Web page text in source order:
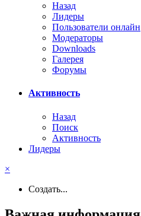
Назад
Лидеры
Пользователи онлайн
Модераторы
Downloads
Галерея
Форумы
Активность
Назад
Поиск
Активность
Лидеры
×
Создать...